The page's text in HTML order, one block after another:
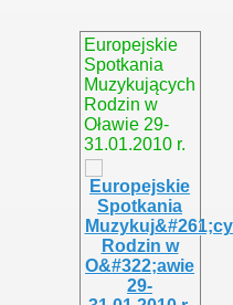
Europejskie
Spotkania
Muzykujących
Rodzin w
Oławie 29-
31.01.2010 r.